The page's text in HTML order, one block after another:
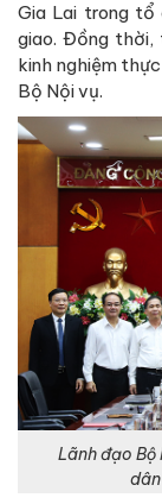
Gia Lai trong tổ
giao. Đồng thời,
kinh nghiệm
Bộ Nội vụ.
Lãnh đạo Bộ